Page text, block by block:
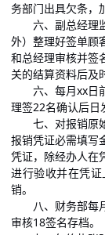
务部门出具欠条，
六、副总经理监
外）整理好签单顾
和总经理审核并签
关的结算资料后及
六、每月xx日前
理签22名确认后日
七、对报销原始
报销凭证必需填写
凭证，除经办人在
进行验收并在凭
销。
八、财务部每月
审核18签名存档。